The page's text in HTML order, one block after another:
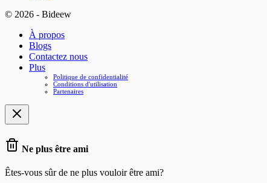
© 2026 - Bideew
À propos
Blogs
Contactez nous
Plus
Politique de confidentialité
Conditions d'utilisation
Partenaires
Ne plus être ami
Êtes-vous sûr de ne plus vouloir être ami?